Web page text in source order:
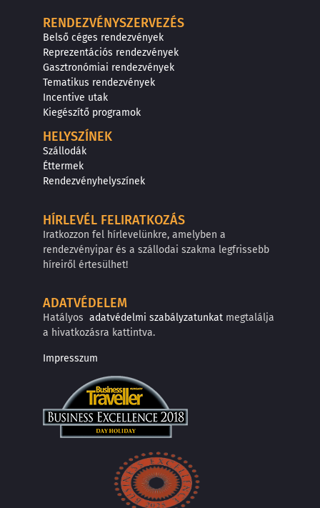
RENDEZVÉNYSZERVEZÉS
Belső céges rendezvények
Reprezentációs rendezvények
Gasztronómiai rendezvények
Tematikus rendezvények
Incentive utak
Kiegészítő programok
HELYSZÍNEK
Szállodák
Éttermek
Rendezvényhelyszínek
HÍRLEVÉL FELIRATKOZÁS
Iratkozzon fel hírlevelünkre, amelyben a
rendezvényipar és a szállodai szakma legfrissebb
híreiről értesülhet!
ADATVÉDELEM
Hatályos adatvédelmi szabályzatunkat megtalálja
a hivatkozásra kattintva.
Impresszum